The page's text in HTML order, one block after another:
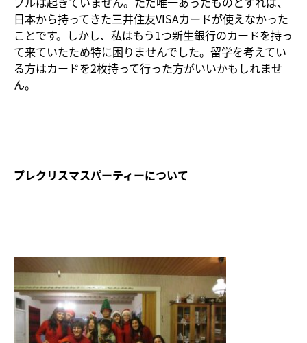
日本から持ってきた三井住友VISAカードが使えなかった
ことです。しかし、私はもう1つ新生銀行のカードを持っ
て来ていたため特に困りませんでした。留学を考えてい
る方はカードを2枚持って行った方がいいかもしれませ
ん。
プレクリスマスパーティーについて